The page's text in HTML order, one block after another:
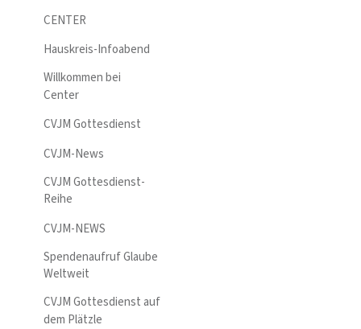
CENTER
Hauskreis-Infoabend
Willkommen bei
Center
CVJM Gottesdienst
CVJM-News
CVJM Gottesdienst-
Reihe
CVJM-NEWS
Spendenaufruf Glaube
Weltweit
CVJM Gottesdienst auf
dem Plätzle